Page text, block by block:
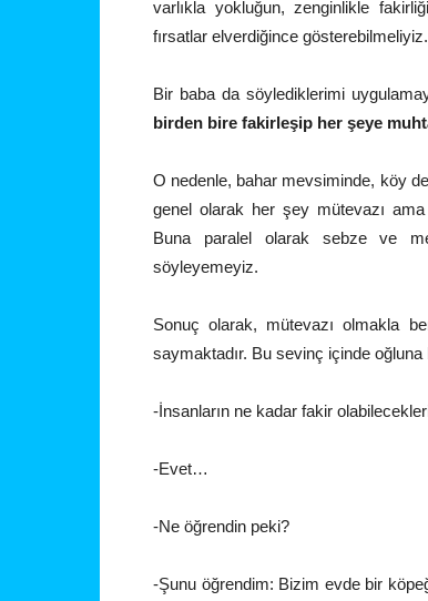
varlıkla yokluğun, zenginlikle
fırsatlar elverdiğince gösterebilmeliyiz.
Bir baba da söylediklerimi
birden bire fakirleşip her şeye
O nedenle, bahar mevsiminde, köy
genel olarak her şey mütevazı
Buna paralel olarak sebze ve
söyleyemeyiz.
Sonuç olarak, mütevazı olmakla
saymaktadır. Bu sevinç içinde
-İnsanların ne kadar fakir
-Evet…
-Ne öğrendin peki?
-Şunu öğrendim: Bizim evde bir